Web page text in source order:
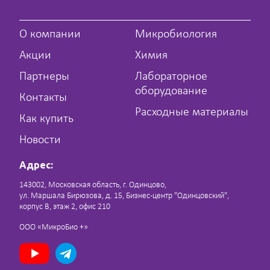
О компании
Акции
Партнеры
Контакты
Как купить
Новости
Микробиология
Химия
Лабораторное
оборудование
Расходные материалы
Адрес:
143002, Московская область, г. Одинцово,
ул. Маршала Бирюзова, д. 15, Бизнес-центр "Одинцовский",
корпус В, этаж 2, офис 210
ООО «МикроБио +»